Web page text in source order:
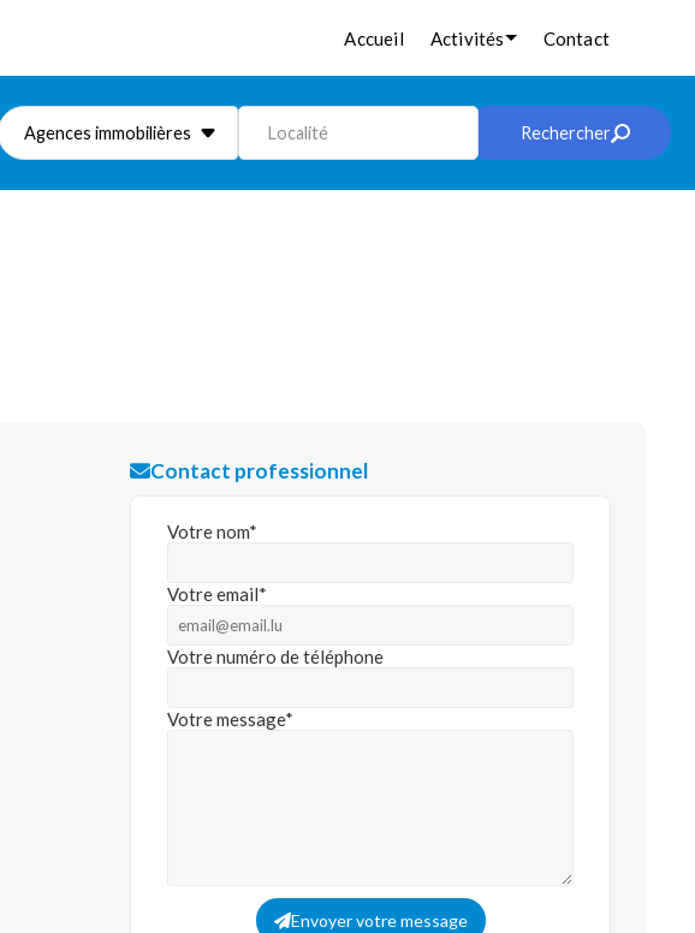
Accueil Activités Contact
Agences immobilières Localité Rechercher
Contact professionnel
Votre nom*
Votre email*
Votre numéro de téléphone
Votre message*
Envoyer votre message